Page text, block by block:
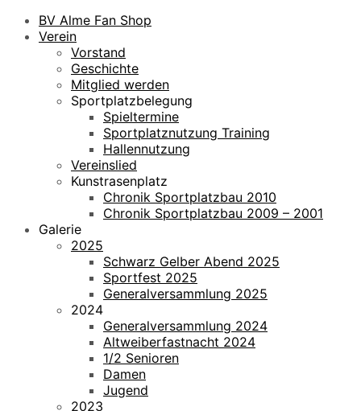
BV Alme Fan Shop
Verein
Vorstand
Geschichte
Mitglied werden
Sportplatzbelegung
Spieltermine
Sportplatznutzung Training
Hallennutzung
Vereinslied
Kunstrasenplatz
Chronik Sportplatzbau 2010
Chronik Sportplatzbau 2009 – 2001
Galerie
2025
Schwarz Gelber Abend 2025
Sportfest 2025
Generalversammlung 2025
2024
Generalversammlung 2024
Altweiberfastnacht 2024
1/2 Senioren
Damen
Jugend
2023